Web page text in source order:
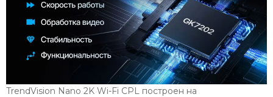
TrendVision Nano 2K Wi-Fi CPL построен на